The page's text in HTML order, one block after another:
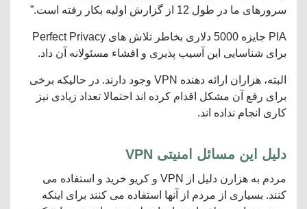
سرورهای ما در طول 12 از گزارش اولیه بکار رفته است.”
PIA جایزه 5000 دلاری بخاطر تلاش های Perfect Privacy
برای شناسایی این آسیب پذیری و افشاء مسئولانه آن داد.
البته، هزاران ارائه دهنده VPN وجود دارند. در حالیکه برخی
برای رفع آن مشکل اقدام کرده اند احتمالا تعداد زیادی نیز
کاری انجام نداده اند.
دلیل این مسائل امنیتی VPN
مردم به هزارن دلیل از VPN و کریو خرید و استفاده می
کنند. بسیاری از مردم از آنها استفاده می کنند برای اینکه